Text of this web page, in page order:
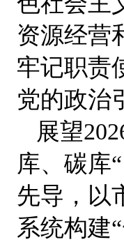
资源经营
牢记职责
党的政治
展望
库、碳库
先导，以
系统构建